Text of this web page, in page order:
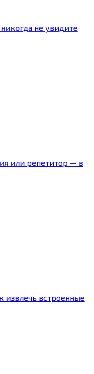
не увидите
или репетитор — в
извлечь встроенные